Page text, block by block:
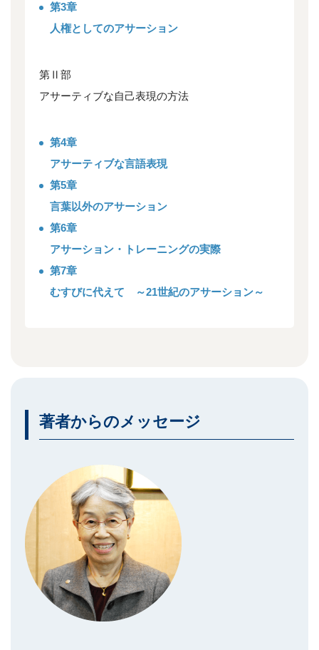
第3章
人権としてのアサーション
第Ⅱ部
アサーティブな自己表現の方法
第4章
アサーティブな言語表現
第5章
言葉以外のアサーション
第6章
アサーション・トレーニングの実際
第7章
むすびに代えて ～21世紀のアサーション～
著者からのメッセージ